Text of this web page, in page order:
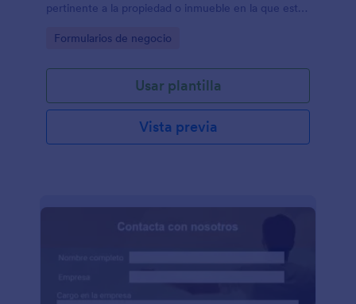
pertinente a la propiedad o inmueble en la que están
Go to Category:
Formularios de negocio
Usar plantilla
Vista previa